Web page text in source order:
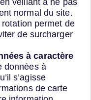
veillant à ne pas
normal du site.
permet de
de surcharger
à caractère
données à
s’agisse
de carte